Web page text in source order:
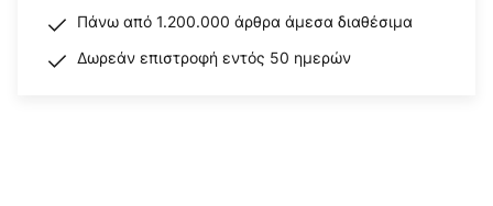
Πάνω από 1.200.000 άρθρα άμεσα διαθέσιμα
Δωρεάν επιστροφή εντός 50 ημερών